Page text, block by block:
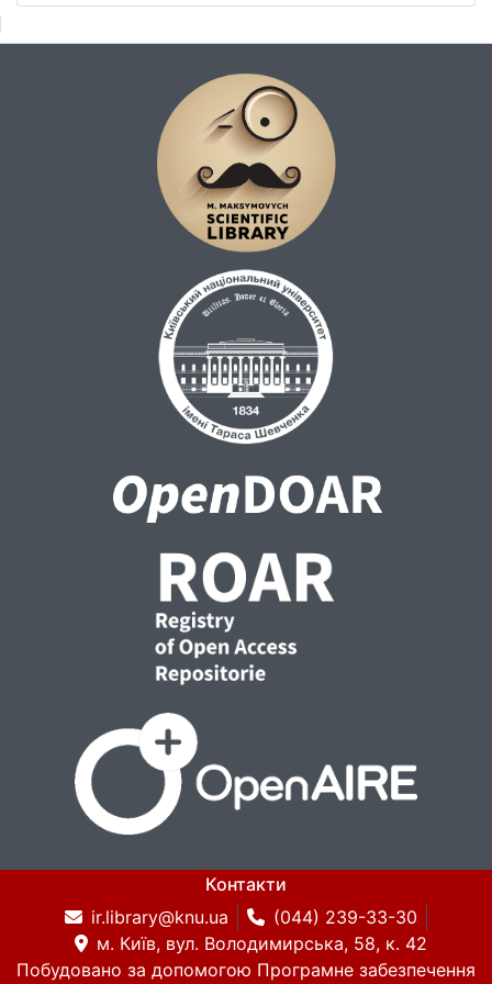
проблем, з якими стикаються комбатанти,
і дозволяє ідентифікувати широкий спектр
психічних станів.
Контакти
ir.library@knu.ua
(044) 239-33-30
м. Київ, вул. Володимирська, 58, к. 42
Побудовано за допомогою Програмне забезпечення